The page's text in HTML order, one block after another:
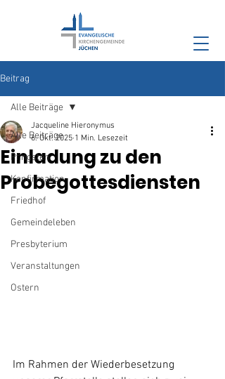
Beitrag
Alle Beiträge
Pfingsten
Konfirmation
Friedhof
Gemeindeleben
Presbyterium
Veranstaltungen
Ostern
Alle Beiträge
Einladung zu den
Probegottesdiensten
Jacqueline Hieronymus
6. Okt. 2025 1 Min. Lesezeit
Im Rahmen der Wiederbesetzung